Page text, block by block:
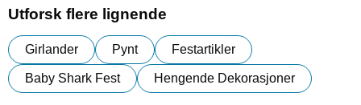
Utforsk flere lignende
Girlander Pynt Festartikler
Baby Shark Fest Hengende Dekorasjoner